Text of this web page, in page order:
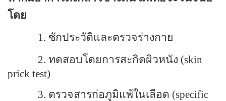
โดย
1. ซักประวัติและตรวจร่างกาย
2. ทดสอบโดยการสะกิดผิวหนัง (skin
prick test)
3. ตรวจสารก่อภูมิแพ้ในเลือด (specific